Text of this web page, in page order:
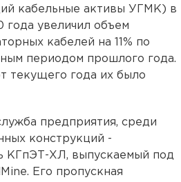
кабельные активы УГМК) в
года увеличил объем
кабелей на 11% по
периодом прошлого года.
текущего года их было
предприятия, среди
конструкций -
КГпЭТ-ХЛ, выпускаемый под
Его пропускная